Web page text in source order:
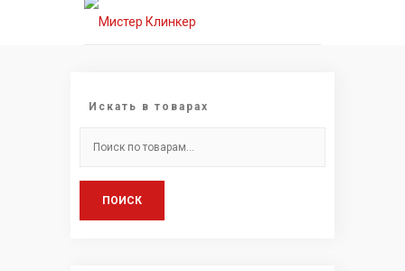
Искать в товарах
ПОИСК